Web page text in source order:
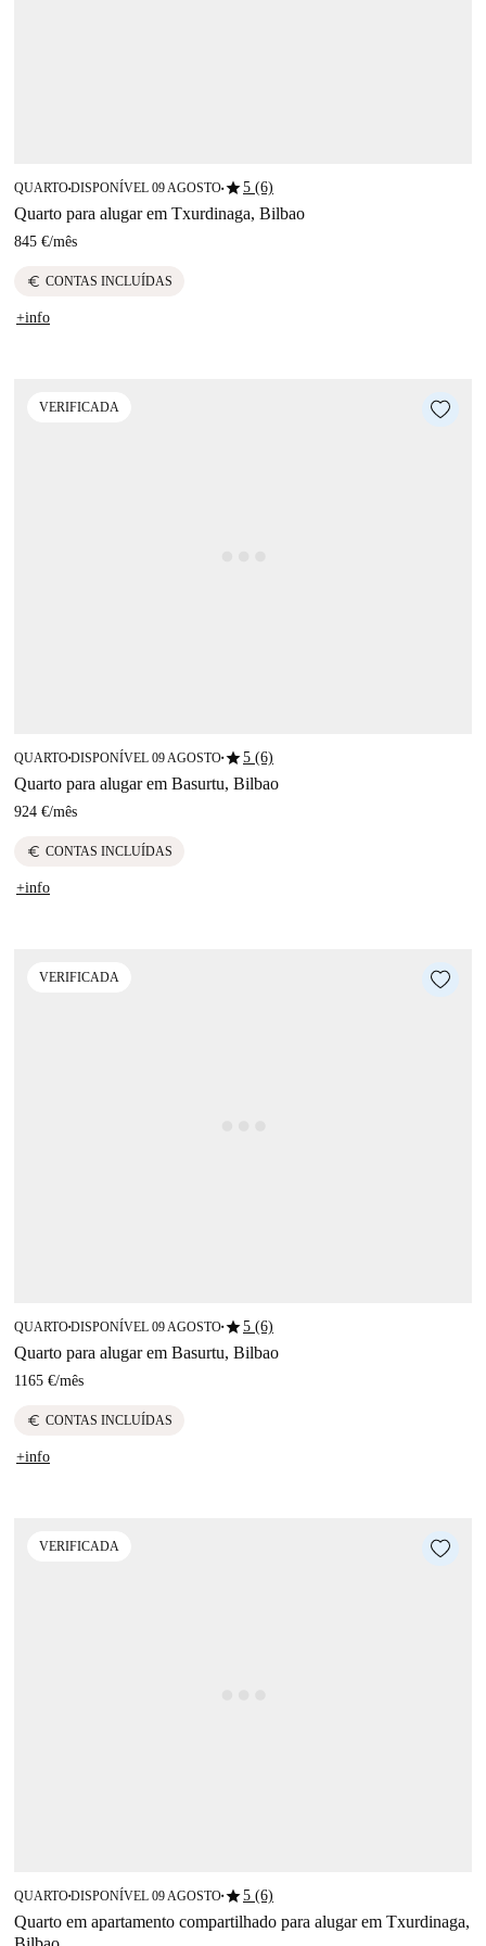
QUARTO■DISPONÍVEL 09 AGOSTO■star5 (6)
Quarto para alugar em Txurdinaga, Bilbao
845 €/mês
euro CONTAS INCLUÍDAS
+info
VERIFICADA
QUARTO■DISPONÍVEL 09 AGOSTO■star5 (6)
Quarto para alugar em Basurtu, Bilbao
924 €/mês
euro CONTAS INCLUÍDAS
+info
VERIFICADA
QUARTO■DISPONÍVEL 09 AGOSTO■star5 (6)
Quarto para alugar em Basurtu, Bilbao
1165 €/mês
euro CONTAS INCLUÍDAS
+info
VERIFICADA
QUARTO■DISPONÍVEL 09 AGOSTO■star5 (6)
Quarto em apartamento compartilhado para alugar em Txurdinaga,